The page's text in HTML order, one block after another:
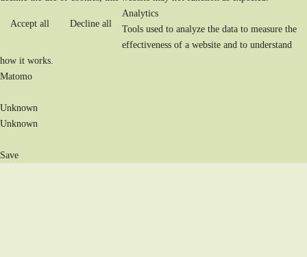
Accept all Decline all
Analytics
Tools used to analyze the data to measure the
effectiveness of a website and to understand
how it works.
Matomo
Unknown
Unknown
Save